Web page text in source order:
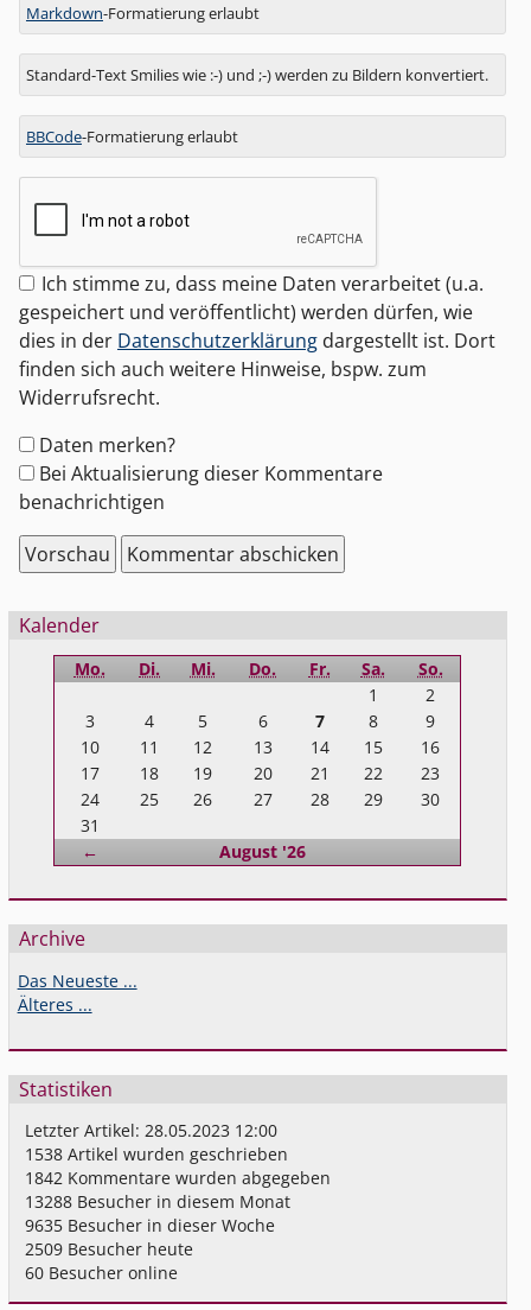
Markdown-Formatierung erlaubt
Standard-Text Smilies wie :-) und ;-) werden zu Bildern konvertiert.
BBCode-Formatierung erlaubt
Ich stimme zu, dass meine Daten verarbeitet (u.a.
gespeichert und veröffentlicht) werden dürfen, wie
dies in der Datenschutzerklärung dargestellt ist. Dort
finden sich auch weitere Hinweise, bspw. zum
Widerrufsrecht.
Formular-
Optionen
Daten merken?
Bei Aktualisierung dieser Kommentare
benachrichtigen
Seitenleiste
Kalender
Mo. Di. Mi. Do. Fr. Sa. So.
← August '26
1
2
3
4 5 6 7 8
9
10
11 12 13 14 15
16
17
18 19 20 21 22
23
24
25 26 27 28 29
30
31
Archive
Das Neueste ...
Älteres ...
Statistiken
Letzter Artikel:28.05.2023 12:00
1538 Artikel wurden geschrieben
1842 Kommentare wurden abgegeben
13288 Besucher in diesem Monat
9635 Besucher in dieser Woche
2509 Besucher heute
60 Besucher online